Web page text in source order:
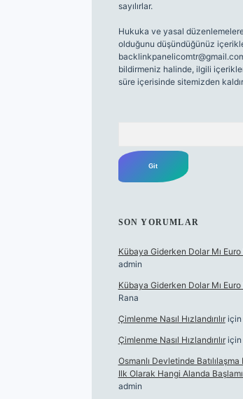
sayılırlar.
Hukuka ve yasal düzenlemelere
olduğunu düşündüğünüz
bildirmeniz halinde, ilgili
süre içerisinde sitemizden
SON YORUMLAR
Kübaya Giderken Dolar Mı Euro
admin
Kübaya Giderken Dolar Mı Euro
Rana
Çimlenme Nasıl Hızlandırılıriçin
Çimlenme Nasıl Hızlandırılıriçin
Osmanlı Devletinde
Ilk Olarak Hangi Alanda
admin